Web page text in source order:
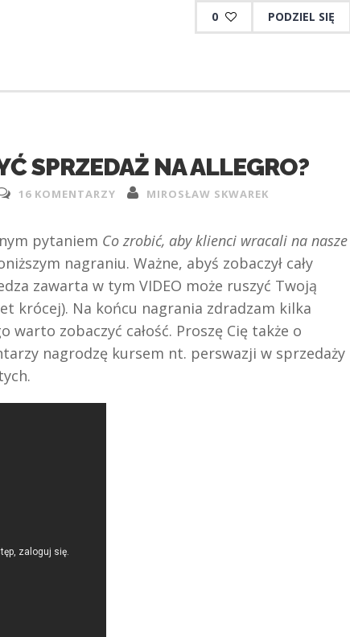
0 PODZIEL SIĘ
SPRZEDAŻ NA ALLEGRO?
16 KOMENTARZY MIROSŁAW SKWAREK
pytaniem Co zrobić, aby klienci wracali na nasze
nagraniu. Ważne, abyś zobaczył cały
zawarta w tym VIDEO może ruszyć Twoją
krócej). Na końcu nagrania zdradzam kilka
warto zobaczyć całość. Proszę Cię także o
nagrodzę kursem nt. perswazji w sprzedaży